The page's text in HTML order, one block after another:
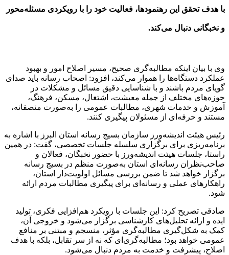
با هدف تحقق این رهنمودها، فعالیت خود را با رویکردی مسئله‌محور
و نخبگانی دنبال می‌کند.
وی با بیان اینکه مطالبه‌گری صحیح، مسیر اصلاح امور و بهبود
عملکرد دستگاه‌ها را هموار می‌کند، افزود: اصحاب رسانه باید صدای
گویای مردم باشند و با شناسایی دقیق مسائل و مشکلات در
حوزه‌های مختلف از جمله معیشت، اشتغال، مسکن، فرهنگ،
آموزش و خدمات شهری، مطالبات عمومی را به‌صورت منصفانه،
مستند و حرفه‌ای از مسئولان پیگیری کنند.
رئیس هیئت اندیشه‌ورز سازمان بسیج رسانه استان البرز با اشاره به
برنامه‌ریزی برای برگزاری سلسله جلسات تخصصی، گفت: در همین
راستا، جلسات هیئت اندیشه‌ورز با حضور نخبگان، فعالان و
صاحب‌نظران رسانه‌ای استان به‌صورت منظم در بسیج رسانه
برگزار خواهد شد تا ضمن بررسی مسائل اولویت‌دار استان،
راهکار‌های عملی و رسانه‌ای برای پیگیری مطالبات مردم ارائه
شود.
صادقی تصریح کرد: این جلسات با رویکرد هم‌افزایی فکری، تولید
ایده و ارائه تحلیل‌های کارشناسی برگزار می‌شود و خروجی آن،
کمک به شکل‌گیری مطالبه‌گری مؤثر، منسجم و مبتنی بر منافع
عمومی خواهد بود؛ مطالبه‌گری‌ای که نه از سر تقابل، بلکه با هدف
اصلاح، پیشرفت و خدمت به مردم دنبال می‌شود.